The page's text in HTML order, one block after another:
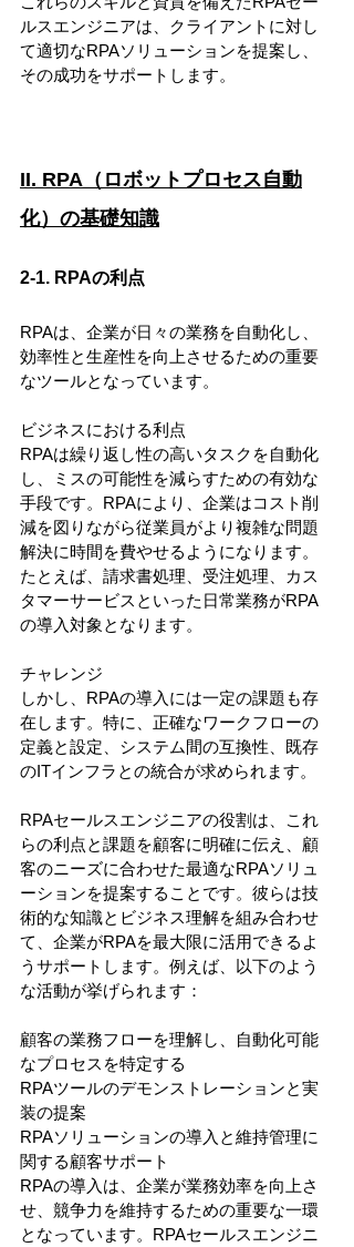
ルスエンジニアは、クライアントに対し
て適切なRPAソリューションを提案し、
その成功をサポートします。
II. RPA（ロボットプロセス自動
化）の基礎知識
2-1. RPAの利点
RPAは、企業が日々の業務を自動化し、
効率性と生産性を向上させるための重要
なツールとなっています。
ビジネスにおける利点
RPAは繰り返し性の高いタスクを自動化
し、ミスの可能性を減らすための有効な
手段です。RPAにより、企業はコスト削
減を図りながら従業員がより複雑な問題
解決に時間を費やせるようになります。
たとえば、請求書処理、受注処理、カス
タマーサービスといった日常業務がRPA
の導入対象となります。
チャレンジ
しかし、RPAの導入には一定の課題も存
在します。特に、正確なワークフローの
定義と設定、システム間の互換性、既存
のITインフラとの統合が求められます。
RPAセールスエンジニアの役割は、これ
らの利点と課題を顧客に明確に伝え、顧
客のニーズに合わせた最適なRPAソリュ
ーションを提案することです。彼らは技
術的な知識とビジネス理解を組み合わせ
て、企業がRPAを最大限に活用できるよ
うサポートします。例えば、以下のよう
な活動が挙げられます：
顧客の業務フローを理解し、自動化可能
なプロセスを特定する
RPAツールのデモンストレーションと実
装の提案
RPAソリューションの導入と維持管理に
関する顧客サポート
RPAの導入は、企業が業務効率を向上さ
せ、競争力を維持するための重要な一環
となっています。RPAセールスエンジニ